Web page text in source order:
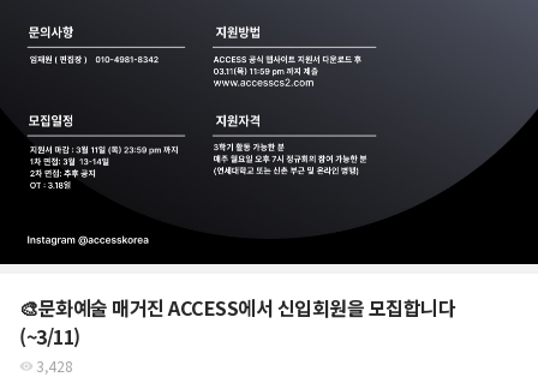
🎨문화예술 매거진 ACCESS에서 신입회원을 모집합니다
(~3/11)
3,428